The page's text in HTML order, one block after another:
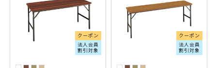
クーポン
法人会員
割引対象
クーポン
法人会員
割引対象